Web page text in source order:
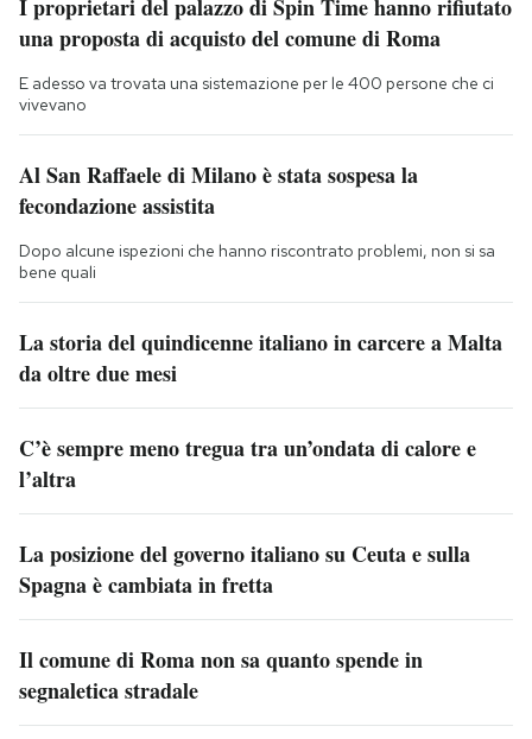
I proprietari del palazzo di Spin Time hanno rifiutato
una proposta di acquisto del comune di Roma
E adesso va trovata una sistemazione per le 400 persone che ci
vivevano
Al San Raffaele di Milano è stata sospesa la
fecondazione assistita
Dopo alcune ispezioni che hanno riscontrato problemi, non si sa
bene quali
La storia del quindicenne italiano in carcere a Malta
da oltre due mesi
C’è sempre meno tregua tra un’ondata di calore e
l’altra
La posizione del governo italiano su Ceuta e sulla
Spagna è cambiata in fretta
Il comune di Roma non sa quanto spende in
segnaletica stradale